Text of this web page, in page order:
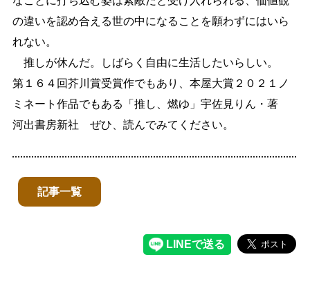
の違いを認め合える世の中になることを願わずにはいら
れない。
推しが休んだ。しばらく自由に生活したいらしい。
第１６４回芥川賞受賞作でもあり、本屋大賞２０２１ノ
ミネート作品でもある「推し、燃ゆ」宇佐見りん・著
河出書房新社 ぜひ、読んでみてください。
記事一覧